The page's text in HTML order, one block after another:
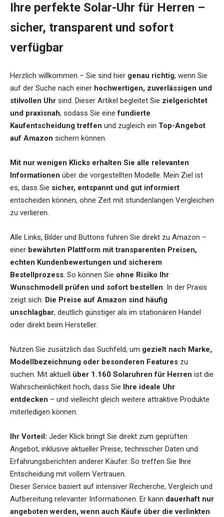
Ihre perfekte Solar-Uhr für Herren –
sicher, transparent und sofort
verfügbar
Herzlich willkommen – Sie sind hier genau richtig, wenn Sie
auf der Suche nach einer hochwertigen, zuverlässigen und
stilvollen Uhr sind. Dieser Artikel begleitet Sie zielgerichtet
und praxisnah, sodass Sie einefundierte
Kaufentscheidung treffen und zugleich ein Top-Angebot
auf Amazon sichern können.
Mit nur wenigen Klicks erhalten Sie alle relevanten
Informationen über die vorgestellten Modelle. Mein Ziel ist
es, dass Sie sicher, entspannt und gut informiert
entscheiden können, ohne Zeit mit stundenlangen Vergleichen
zu verlieren.
Alle Links, Bilder und Buttons führen Sie direkt zu Amazon –
einer bewährten Plattform mit transparenten Preisen,
echten Kundenbewertungen und sicherem
Bestellprozess. So können Sie ohne Risiko Ihr
Wunschmodell prüfen und sofort bestellen. In der Praxis
zeigt sich: Die Preise auf Amazon sind häufig
unschlagbar, deutlich günstiger als im stationären Handel
oder direkt beim Hersteller.
Nutzen Sie zusätzlich das Suchfeld, um gezielt nach Marke,
Modellbezeichnung oder besonderen Features zu
suchen. Mit aktuell über 1.160 Solaruhren für Herren ist die
Wahrscheinlichkeit hoch, dass Sie Ihre ideale Uhr
entdecken – und vielleicht gleich weitere attraktive Produkte
miterledigen können.
Ihr Vorteil: Jeder Klick bringt Sie direkt zum geprüften
Angebot, inklusive aktueller Preise, technischer Daten und
Erfahrungsberichten anderer Käufer. So treffen Sie Ihre
Entscheidung mit vollem Vertrauen.
Dieser Service basiert auf intensiver Recherche, Vergleich und
Aufbereitung relevanter Informationen. Er kann dauerhaft nur
angeboten werden, wenn auch Käufe über die verlinkten